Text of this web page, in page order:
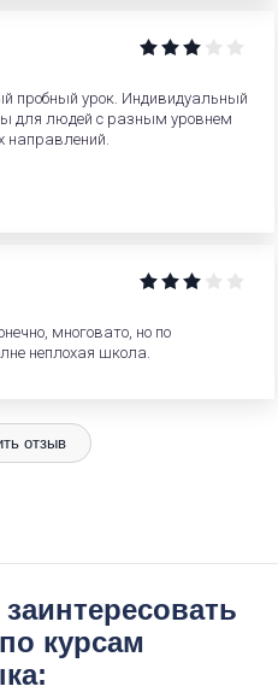
пробный урок. Индивидуальный
для людей с разным уровнем
направлений.
многовато, но по
неплохая школа.
отзыв
курсам